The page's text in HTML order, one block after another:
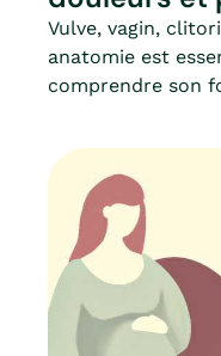
Vulve, vagin,
anatomie est
comprendre son
les
irritations, ainsi
lorsque quelque
d’un point de
bien se
ressentis, pour
ses sensations.
laver la vulve, les